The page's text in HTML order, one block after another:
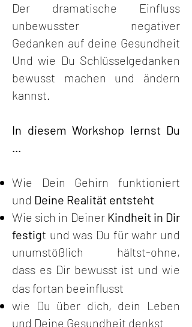
Der dramatische Einfluss
unbewusster negativer
Gedanken auf deine Gesundheit
Und wie Du Schlüsselgedanken
bewusst machen und ändern
kannst.
In diesem Workshop lernst Du
...
Wie Dein Gehirn funktioniert
und Deine Realität entsteht
Wie sich in Deiner Kindheit in Dir
festigt und was Du für wahr und
unumstößlich hältst-ohne,
dass es Dir bewusst ist und wie
das fortan beeinflusst
wie Du über dich, dein Leben
und Deine Gesundheit denkst